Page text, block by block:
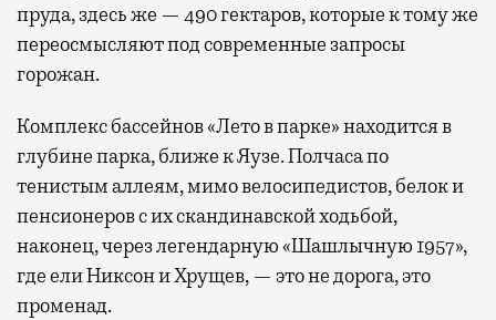
пруда, здесь же — 490 гектаров, которые к тому же
переосмысляют под современные запросы
горожан.
Комплекс бассейнов «Лето в парке» находится в
глубине парка, ближе к Яузе. Полчаса по
тенистым аллеям, мимо велосипедистов, белок и
пенсионеров с их скандинавской ходьбой,
наконец, через легендарную «Шашлычную 1957»,
где ели Никсон и Хрущев, — это не дорога, это
променад.